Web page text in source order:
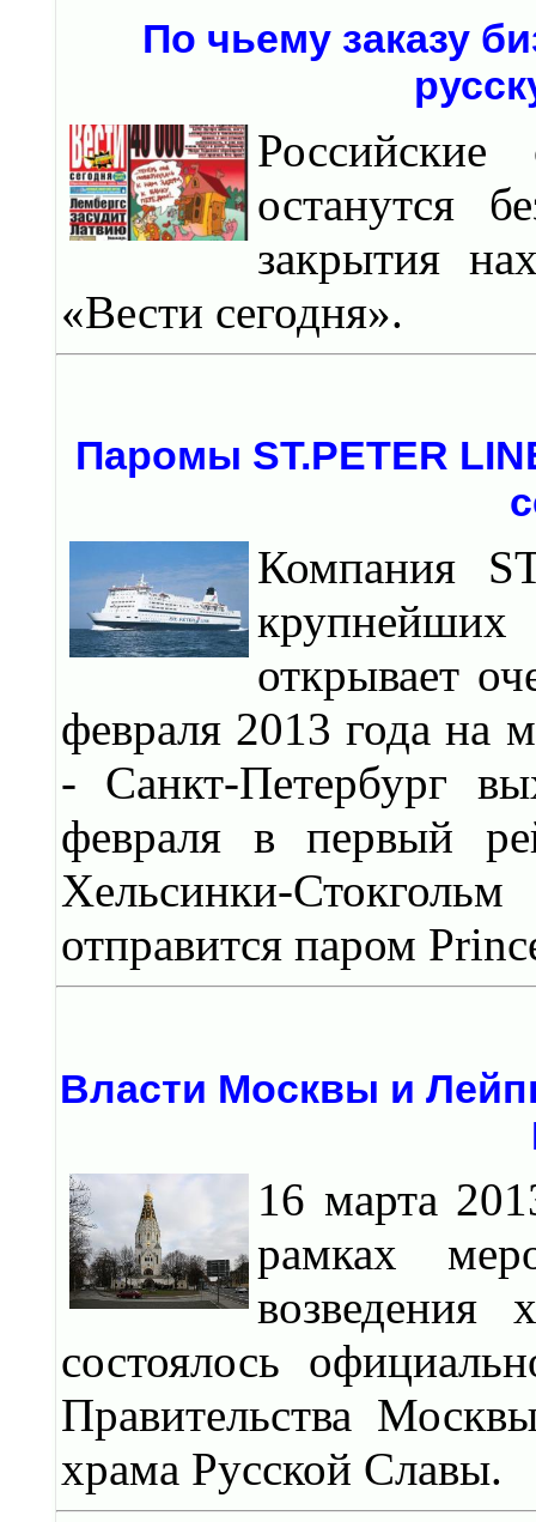
По чьему заказу
останутся
закрытия
«Вести сегодня».
Паромы ST.PETER
Компания
открывает
февраля 2013 года на
- Санкт-Петербург
февраля в первый
Хельсинки-
отправится паром
Власти Москвы и
16 марта
рамках
состоялось
Правительства
храма Русской Славы.